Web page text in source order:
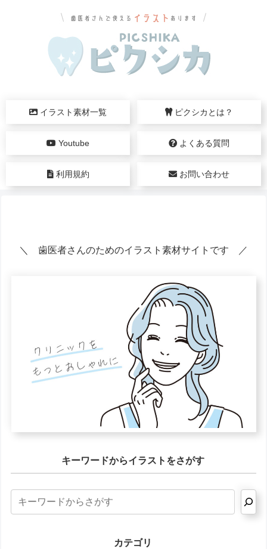
イラスト素材一覧 ピクシカとは？
Youtube よくある質問
利用規約 お問い合わせ
＼ 歯医者さんのためのイラスト素材サイトです ／
キーワードからイラストをさがす
カテゴリ